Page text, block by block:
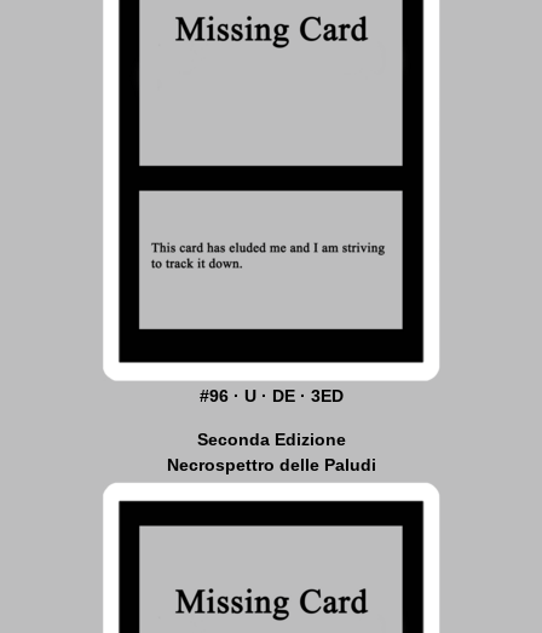
#96 · U · DE · 3ED
Seconda Edizione
Necrospettro delle Paludi